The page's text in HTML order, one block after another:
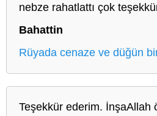
nebze rahatlattı çok
Bahattin
Rüyada cenaze ve düğün
Teşekkür ederim. İnşaAllah